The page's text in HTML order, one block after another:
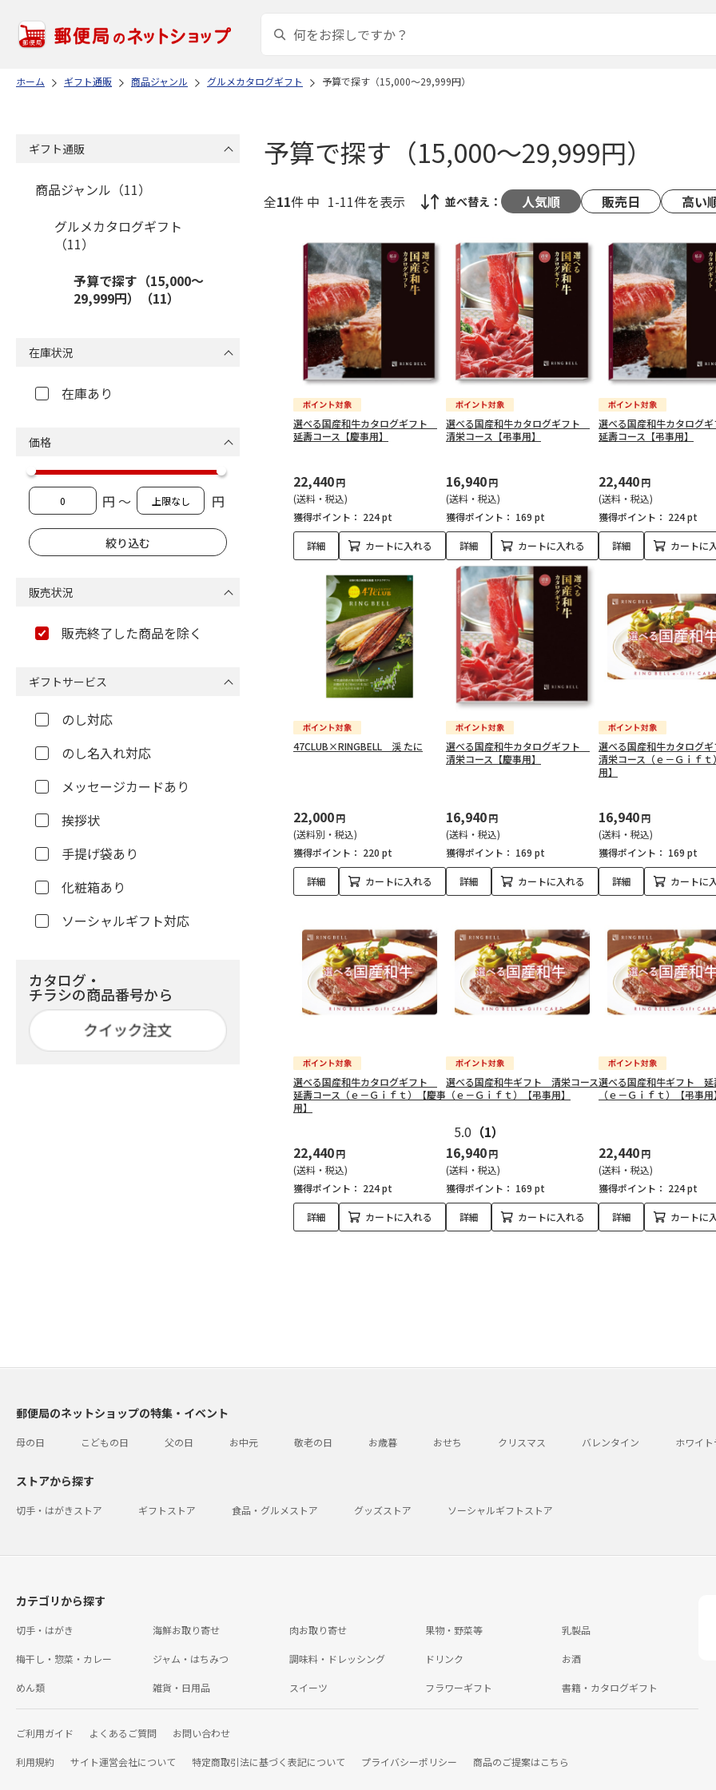
ホーム ギフト通販 商品ジャンル グルメカタログギフト 予算で探す（15,000～29,999円）
予算で探す（15,000～29,999円）
全11件 中 1-11件を表示 並べ替え： 人気順 販売日 高い
選べる国産和牛カタログギフト
延壽コース【慶事用】
22,440円
(送料・税込)
獲得ポイント： 224 pt
詳細 カートに入れる
選べる国産和牛カタログギフト
清栄コース【弔事用】
16,940円
(送料・税込)
獲得ポイント： 169 pt
詳細 カートに入れる
選べる国産和牛カタログ
延壽コース【弔事用】
22,440円
(送料・税込)
獲得ポイント： 224 pt
詳細 カートに
47CLUB×RINGBELL 渓 たに
22,000円
(送料別・税込)
獲得ポイント： 220 pt
詳細 カートに入れる
選べる国産和牛カタログギフト
清栄コース【慶事用】
16,940円
(送料・税込)
獲得ポイント： 169 pt
詳細 カートに入れる
選べる国産和牛カタログ
清栄コース（ｅ－Ｇｉｆｔ
用】
16,940円
(送料・税込)
獲得ポイント： 169 pt
詳細 カートに
選べる国産和牛カタログギフト
延壽コース（ｅ－Ｇｉｆｔ）【慶事
用】
22,440円
(送料・税込)
獲得ポイント： 224 pt
詳細 カートに入れる
選べる国産和牛ギフト 清栄コース
（ｅ－Ｇｉｆｔ）【弔事用】
5.0 （1）
16,940円
(送料・税込)
獲得ポイント： 169 pt
詳細 カートに入れる
選べる国産和牛ギフト 延
（ｅ－Ｇｉｆｔ）【弔事用】
22,440円
(送料・税込)
獲得ポイント： 224 pt
詳細 カートに
ギフト通販
商品ジャンル（11）
グルメカタログギフト
（11）
予算で探す（15,000～
29,999円）（11）
在庫状況
在庫あり
価格
円 ～ 円
販売状況
販売終了した商品を除く
ギフトサービス
のし対応
のし名入れ対応
メッセージカードあり
挨拶状
手提げ袋あり
化粧箱あり
ソーシャルギフト対応
カタログ・
チラシの商品番号から
郵便局のネットショップの特集・イベント
母の日 こどもの日 父の日 お中元 敬老の日 お歳暮 おせち クリスマス バレンタイン ホワイト
ストアから探す
切手・はがきストア ギフトストア 食品・グルメストア グッズストア ソーシャルギフトストア
カテゴリから探す
切手・はがき 海鮮お取り寄せ 肉お取り寄せ 果物・野菜等 乳製品
梅干し・惣菜・カレー ジャム・はちみつ 調味料・ドレッシング ドリンク お酒
めん類 雑貨・日用品 スイーツ フラワーギフト 書籍・カタログギフト
ご利用ガイド よくあるご質問 お問い合わせ
利用規約 サイト運営会社について 特定商取引法に基づく表記について プライバシーポリシー 商品のご提案はこちら